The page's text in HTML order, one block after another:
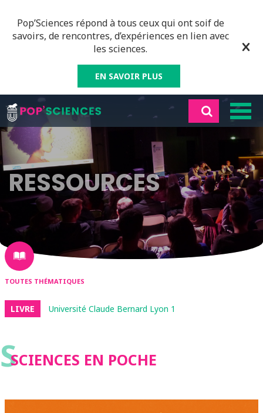
Pop’Sciences répond à tous ceux qui ont soif de
savoirs, de rencontres, d’expériences en lien avec
les sciences.
EN SAVOIR PLUS
RESSOURCES
TOUTES THÉMATIQUES
LIVRE Université Claude Bernard Lyon 1
SSCIENCES EN POCHE